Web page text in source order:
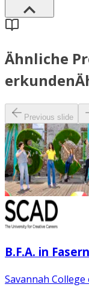
Ähnliche
erkunden
Previous slide
B.F.A. in Fasern
Savannah